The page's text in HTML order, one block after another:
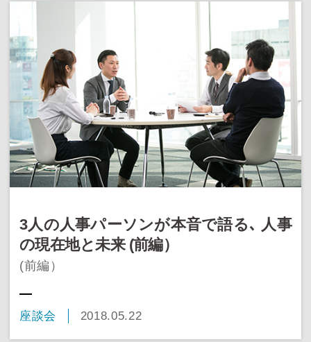
3人の人事パーソンが本音で語る､ 人事
の現在地と未来 (前編）
(前編）
座談会 2018.05.22